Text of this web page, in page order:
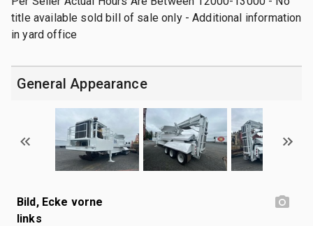
title available sold bill of sale only - Additional information
in yard office
General Appearance
Bild, Ecke vorne
links